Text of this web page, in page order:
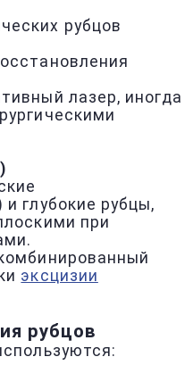
рубцов
лазер, иногда
глубокие рубцы,
при
эксцизии
рубцов